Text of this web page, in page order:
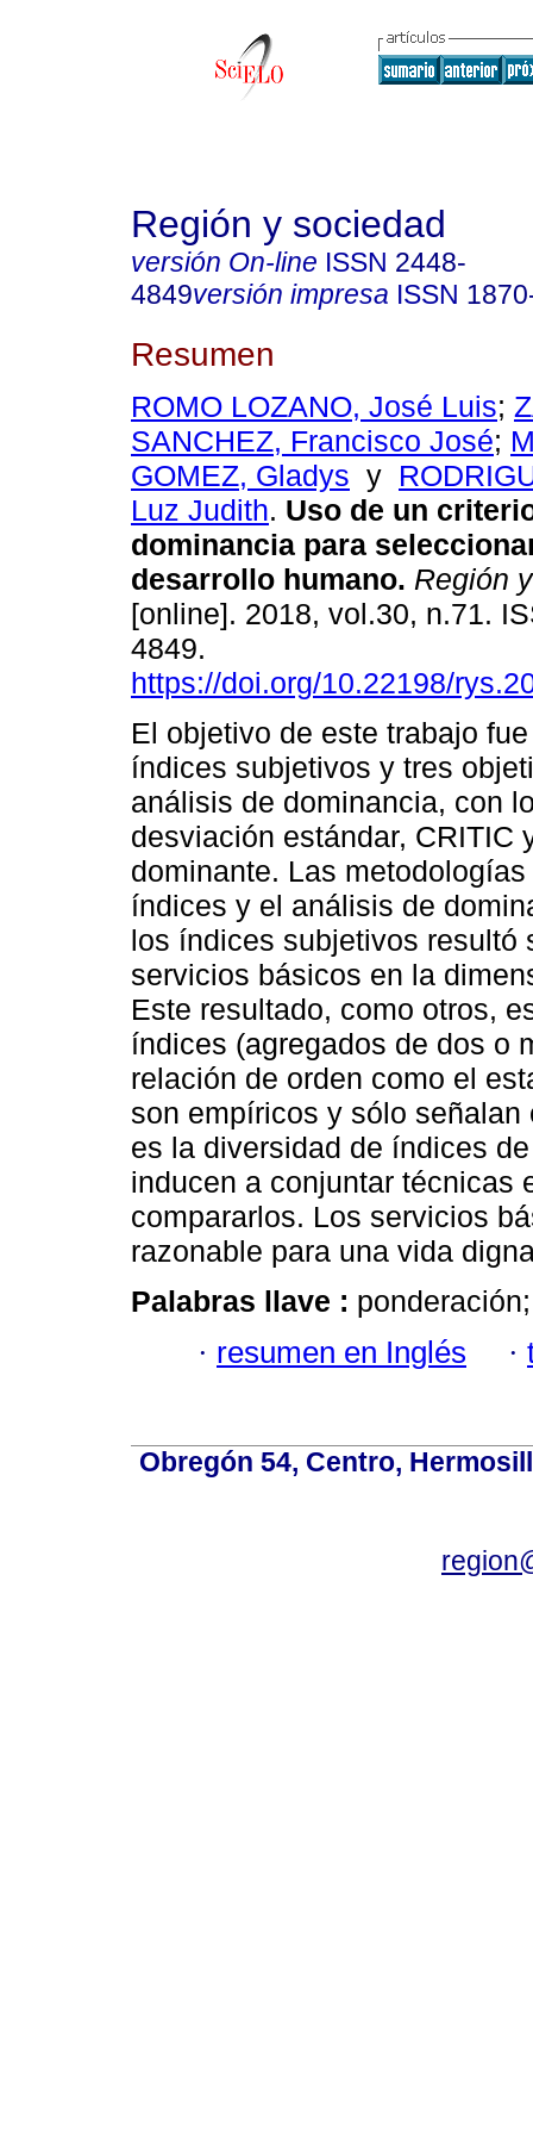
Región y sociedad
versión On-line ISSN 2448-
4849versión impresa ISSN
Resumen
ROMO LOZANO, José Luis;
SANCHEZ, Francisco José;
GOMEZ, Gladys y
Luz Judith. Uso de un
dominancia para
desarrollo humano. Región
[online]. 2018, vol.30, n.71.
4849.
https://doi.org/10.22198/
El objetivo de este trabajo
índices subjetivos y tres
análisis de dominancia, con
desviación estándar, CRITIC
dominante. Las
índices y el análisis de
los índices subjetivos resultó
servicios básicos en la
Este resultado, como otros,
índices (agregados de dos o
relación de orden como el
son empíricos y sólo
es la diversidad de índices
inducen a conjuntar técnicas
compararlos. Los servicios
razonable para una vida
Palabras llave :
· resumen en Inglés ·
Obregón 54, Centro,